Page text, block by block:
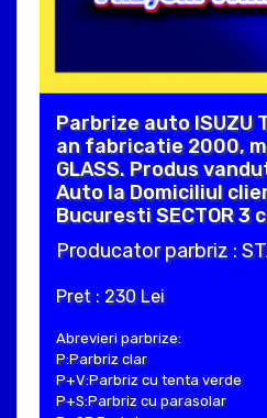
Parbrize auto ISUZU
an fabricatie 2000,
GLASS. Produs
Auto la Domiciliul
Bucuresti SECTOR 3
Producator parbriz :
Pret : 230 Lei
Abrevieri parbrize:
P:Parbriz clar
P+V:Parbriz cu tenta verde
P+S:Parbriz cu parasolar